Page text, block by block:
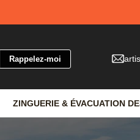
ZINGUERIE & ÉVACUATION